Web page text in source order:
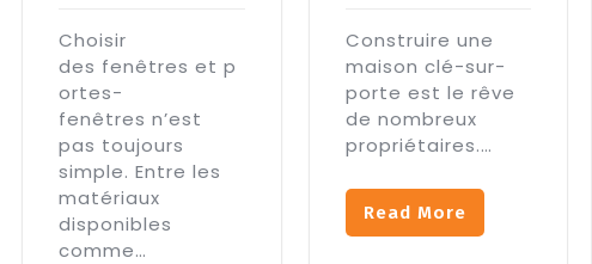
Choisir
des fenêtres et p
ortes-
fenêtres n’est
pas toujours
simple. Entre les
matériaux
disponibles
comme…
Construire une
maison clé-sur-
porte est le rêve
de nombreux
propriétaires.…
Read More